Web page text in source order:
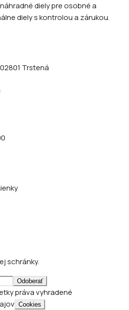
diely pre osobné a
diely s kontrolou a zárukou.
Trstená
schránky.
Odoberať
práva vyhradené
Cookies